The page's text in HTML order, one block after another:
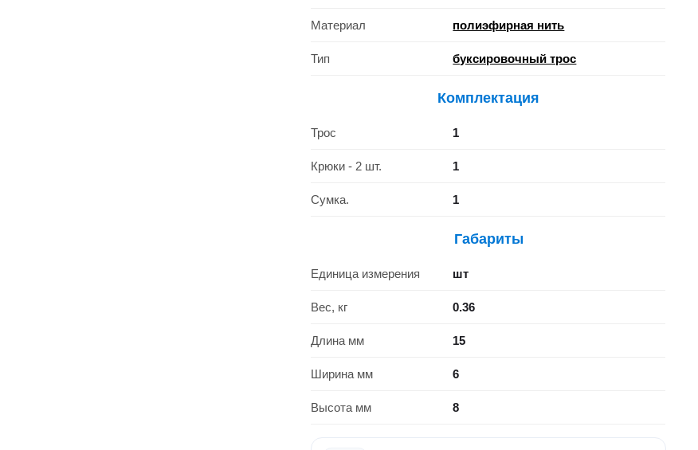
Материал полиэфирная нить
Тип буксировочный трос
Комплектация
Трос 1
Крюки - 2 шт. 1
Сумка. 1
Габариты
Единица измерения шт
Вес, кг 0.36
Длина мм 15
Ширина мм 6
Высота мм 8